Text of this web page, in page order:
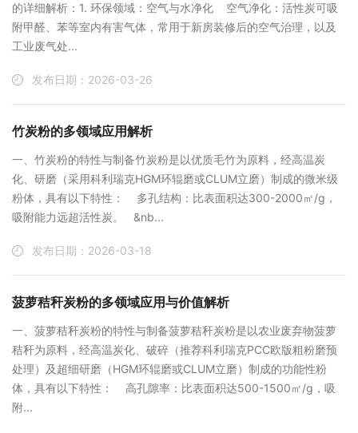
的详细解析：‌1. 环保领域：空气与水净化‌ ‌空气净化‌：活性炭可吸
附甲醛、苯等室内有害气体，常用于新房装修后的空气治理，以及
工业废气处...
发布日期：2026-03-26
竹炭粉的多领域应用解析
‌一、竹炭粉的特性与制备‌竹炭粉是以优质毛竹为原料，经高温炭
化、研磨（采用科利瑞克HGM环辊磨或CLUM立磨）制成的微米级
粉体，具有以下特性： ‌多孔结构‌：比表面积达300-2000㎡/g，
吸附能力远超活性炭。 &nb...
发布日期：2026-03-18
菠萝秸秆炭粉的多领域应用与价值解析
‌一、菠萝秸秆炭粉的特性与制备‌菠萝秸秆炭粉是以农业废弃物菠萝
秸秆为原料，经高温炭化、破碎（推荐科利瑞克PCC欧版粗粉磨预
处理）及超细研磨（HGM环辊磨或CLUM立磨）制成的功能性粉
体，具有以下特性： ‌高孔隙率‌：比表面积达500-1500㎡/g，吸
附...